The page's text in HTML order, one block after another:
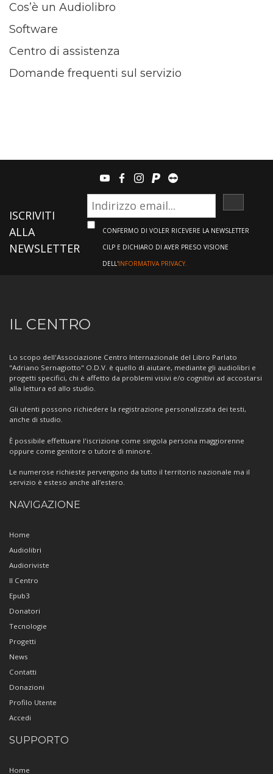
Cos’è un Audiolibro
Software
Centro di assistenza
Domande frequenti sul servizio
youtubefacebook
instagram
paypalteamviewer
ISCRIVITI
ALLA
NEWSLETTER
CONFERMO DI VOLER RICEVERE LA NEWSLETTER
CILP E DICHIARO DI AVER PRESO VISIONE
DELL'INFORMATIVA PRIVACY.
Informazioni
sul
Centro
IL CENTRO
Lo scopo dell'Associazione Centro Internazionale del Libro Parlato
"Adriano Sernagiotto" O.D.V. è quello di aiutare, mediante gli audiolibri e
progetti specifici, chi è affetto da problemi visivi e/o cognitivi ad accostarsi
alla lettura ed allo studio.
Gli utenti possono richiedere la registrazione personalizzata dei testi,
anche di studio.
È possibile effettuare l'iscrizione come singola persona maggiorenne
oppure come genitore o tutore di minore.
Le numerose richieste pervengono da tutto il territorio nazionale ma il
servizio è esteso anche all’estero.
NAVIGAZIONE
Home
Audiolibri
Audioriviste
Il Centro
Epub3
Donatori
Tecnologie
Progetti
News
Contatti
Donazioni
Profilo Utente
Accedi
SUPPORTO
Home